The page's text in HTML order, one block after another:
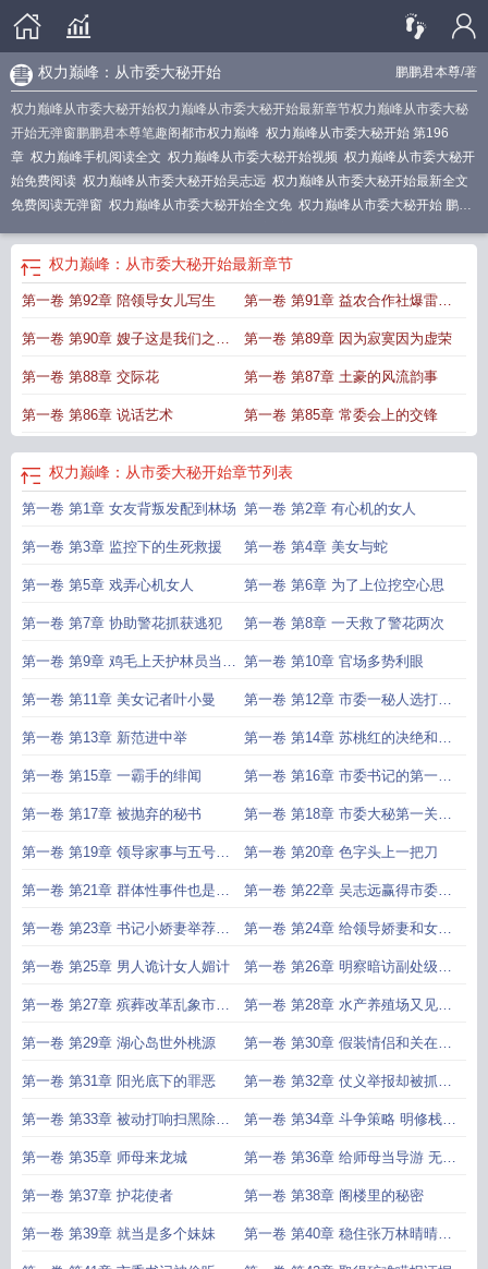
鹏鹏君本尊/著
权力巅峰：从市委大秘开始
权力巅峰从市委大秘开始权力巅峰从市委大秘开始最新章节权力巅峰从市委大秘
开始无弹窗鹏鹏君本尊笔趣阁都市权力巅峰 权力巅峰从市委大秘开始 第196
章 权力巅峰手机阅读全文 权力巅峰从市委大秘开始视频 权力巅峰从市委大秘开
始免费阅读 权力巅峰从市委大秘开始吴志远 权力巅峰从市委大秘开始最新全文
免费阅读无弹窗 权力巅峰从市委大秘开始全文免 权力巅峰从市委大秘开始 鹏鹏
从市委大秘开始 第33章
权力巅峰从市委大秘开始
权力巅峰：从市委大秘开始最新章节
第一卷 第92章 陪领导女儿写生 第一卷 第91章 益农合作社爆雷事
件
第一卷 第90章 嫂子这是我们之间
的秘密
第一卷 第89章 因为寂寞因为虚荣
第一卷 第88章 交际花 第一卷 第87章 土豪的风流韵事
第一卷 第86章 说话艺术 第一卷 第85章 常委会上的交锋
权力巅峰：从市委大秘开始章节列表
第一卷 第1章 女友背叛发配到林场 第一卷 第2章 有心机的女人
第一卷 第3章 监控下的生死救援 第一卷 第4章 美女与蛇
第一卷 第5章 戏弄心机女人 第一卷 第6章 为了上位挖空心思
第一卷 第7章 协助警花抓获逃犯 第一卷 第8章 一天救了警花两次
第一卷 第9章 鸡毛上天护林员当上
市委
第一卷 第10章 官场多势利眼
第一卷 第11章 美女记者叶小曼 第一卷 第12章 市委一秘人选打脸
啪啪
第一卷 第13章 新范进中举 第一卷 第14章 苏桃红的决绝和假
面舞会
第一卷 第15章 一霸手的绯闻 第一卷 第16章 市委书记的第一次
考验
第一卷 第17章 被抛弃的秘书 第一卷 第18章 市委大秘第一关顺
利通过
第一卷 第19章 领导家事与五号别
墅
第一卷 第20章 色字头上一把刀
第一卷 第21章 群体性事件也是考
验
第一卷 第22章 吴志远赢得市委书
记充分
第一卷 第23章 书记小娇妻举荐吴
志远
第一卷 第24章 给领导娇妻和女儿
当导游
第一卷 第25章 男人诡计女人媚计 第一卷 第26章 明察暗访副处级祖
坟
第一卷 第27章 殡葬改革乱象市委
书记
第一卷 第28章 水产养殖场又见青
梅
第一卷 第29章 湖心岛世外桃源 第一卷 第30章 假装情侣和关在铁
笼里的
第一卷 第31章 阳光底下的罪恶 第一卷 第32章 仗义举报却被抓说
是造
第一卷 第33章 被动打响扫黑除恶
第一枪
第一卷 第34章 斗争策略 明修栈道
暗
第一卷 第35章 师母来龙城 第一卷 第36章 给师母当导游 无所
不能
第一卷 第37章 护花使者 第一卷 第38章 阁楼里的秘密
第一卷 第39章 就当是多个妹妹 第一卷 第40章 稳住张万林晴晴妈